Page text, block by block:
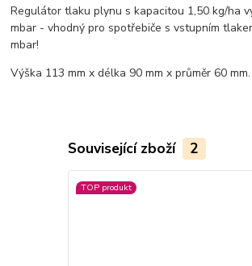
Regulátor tlaku plynu s kapacitou 1,50 kg/ha
mbar - vhodný pro spotřebiče s vstupním
mbar!
Výška 113 mm x délka 90 mm x průměr 60 mm.
Související zboží 2
TOP produkt